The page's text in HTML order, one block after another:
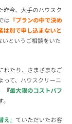
昨今、大手のハウスク
は 『プランの中で決め
は別で申し込まないと
いというご相談をいた
わたり、さまざまなご
って、ハウスクリーニ
『最大限のコストパフ
』 ていただいたお客